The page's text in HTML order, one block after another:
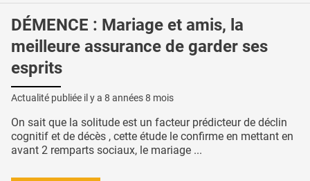
DÉMENCE : Mariage et amis, la
meilleure assurance de garder ses
esprits
Actualité publiée il y a 8 années 8 mois
On sait que la solitude est un facteur prédicteur de déclin
cognitif et de décès , cette étude le confirme en mettant en
avant 2 remparts sociaux, le mariage ...